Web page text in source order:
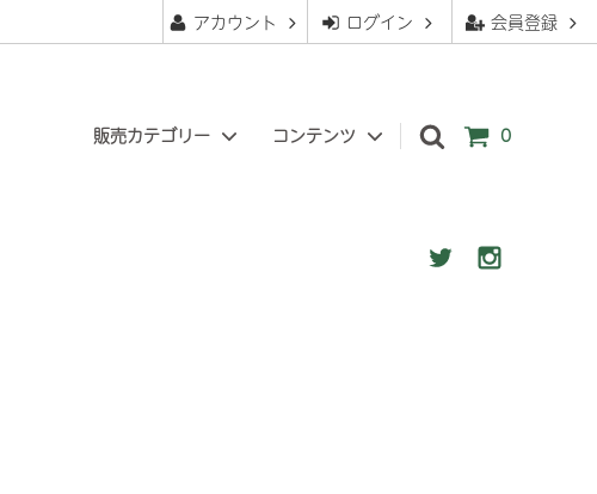
会員登録
ログイン
アカウント
0
販売カテゴリー コンテンツ